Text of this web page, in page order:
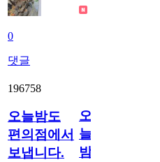
0
댓글
196758
오늘밤도
편의점에서
보냅니다.
오
늘
밤